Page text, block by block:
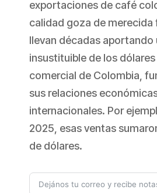
exportaciones de café
calidad goza de merecida
llevan décadas aportando
insustituible de los
comercial de Colombia,
sus relaciones
internacionales. Por
2025, esas ventas
de dólares.